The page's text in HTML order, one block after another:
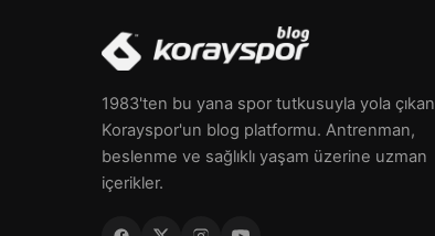
1983'ten bu yana spor tutkusuyla yola çıkan
Korayspor'un blog platformu. Antrenman,
beslenme ve sağlıklı yaşam üzerine uzman
içerikler.